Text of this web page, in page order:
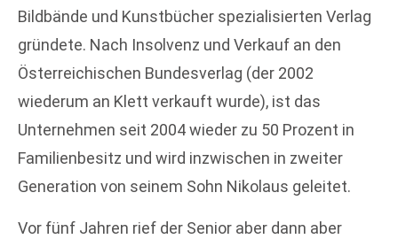
Bildbände und Kunstbücher spezialisierten Verlag
gründete. Nach Insolvenz und Verkauf an den
Österreichischen Bundesverlag (der 2002
wiederum an Klett verkauft wurde), ist das
Unternehmen seit 2004 wieder zu 50 Prozent in
Familienbesitz und wird inzwischen in zweiter
Generation von seinem Sohn Nikolaus geleitet.
Vor fünf Jahren rief der Senior aber dann aber